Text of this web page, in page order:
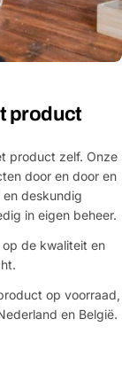
product
product zelf. Onze
door en door en
deskundig
in eigen beheer.
de kwaliteit en
op voorraad,
en België.